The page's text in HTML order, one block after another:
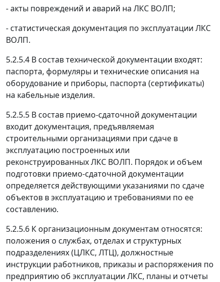
- акты повреждений и аварий на ЛКС ВОЛП;
- статистическая документация по эксплуатации ЛКС
ВОЛП.
5.2.5.4 В состав технической документации входят:
паспорта, формуляры и технические описания на
оборудование и приборы, паспорта (сертификаты)
на кабельные изделия.
5.2.5.5 В состав приемо-сдаточной документации
входит документация, предъявляемая
строительными организациями при сдаче в
эксплуатацию построенных или
реконструированных ЛКС ВОЛП. Порядок и объем
подготовки приемо-сдаточной документации
определяется действующими указаниями по сдаче
объектов в эксплуатацию и требованиями по ее
составлению.
5.2.5.6 К организационным документам относятся:
положения о службах, отделах и структурных
подразделениях (ЦЛКС, ЛТЦ), должностные
инструкции работников, приказы и распоряжения по
предприятию об эксплуатации ЛКС, планы и отчеты